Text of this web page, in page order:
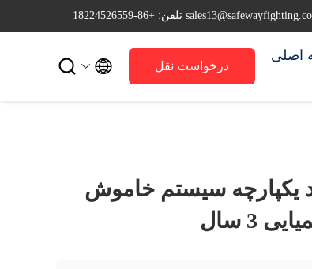
تلفن: +86-18224526559
اصلی
درخواست نقل 

یکپارچه سیستم خاموش
3 سال